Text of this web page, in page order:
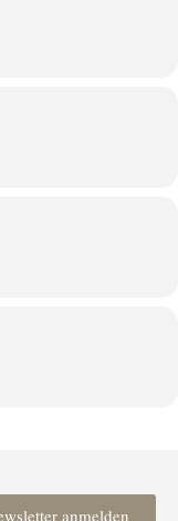
anmelden